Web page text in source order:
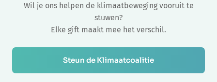
Wil je ons helpen de klimaatbeweging vooruit te
stuwen?
Elke gift maakt mee het verschil.
Steun de Klimaatcoalitie